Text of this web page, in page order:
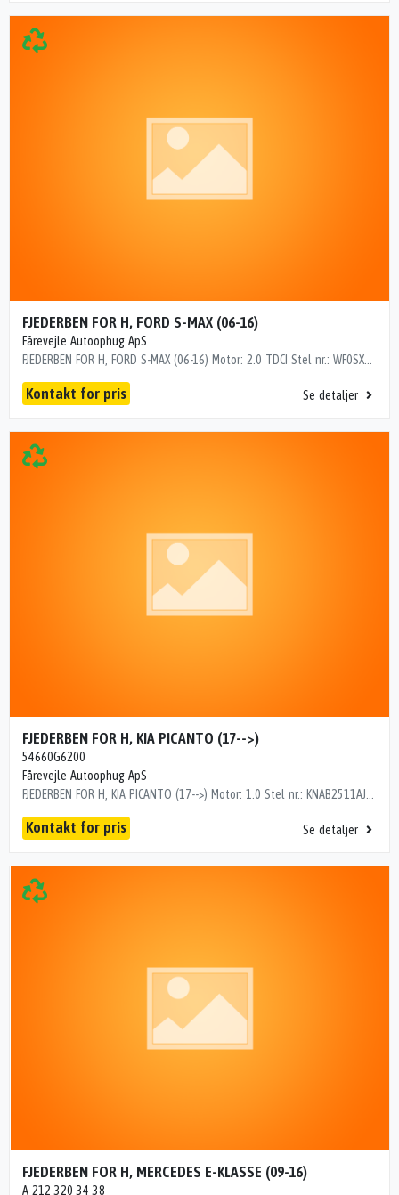
FJEDERBEN FOR H, FORD S-MAX (06-16)
Fårevejle Autoophug ApS
Kontakt for pris Se detaljer
FJEDERBEN FOR H, KIA PICANTO (17-->)
54660G6200
Fårevejle Autoophug ApS
Kontakt for pris Se detaljer
FJEDERBEN FOR H, MERCEDES E-KLASSE (09-16)
A 212 320 34 38